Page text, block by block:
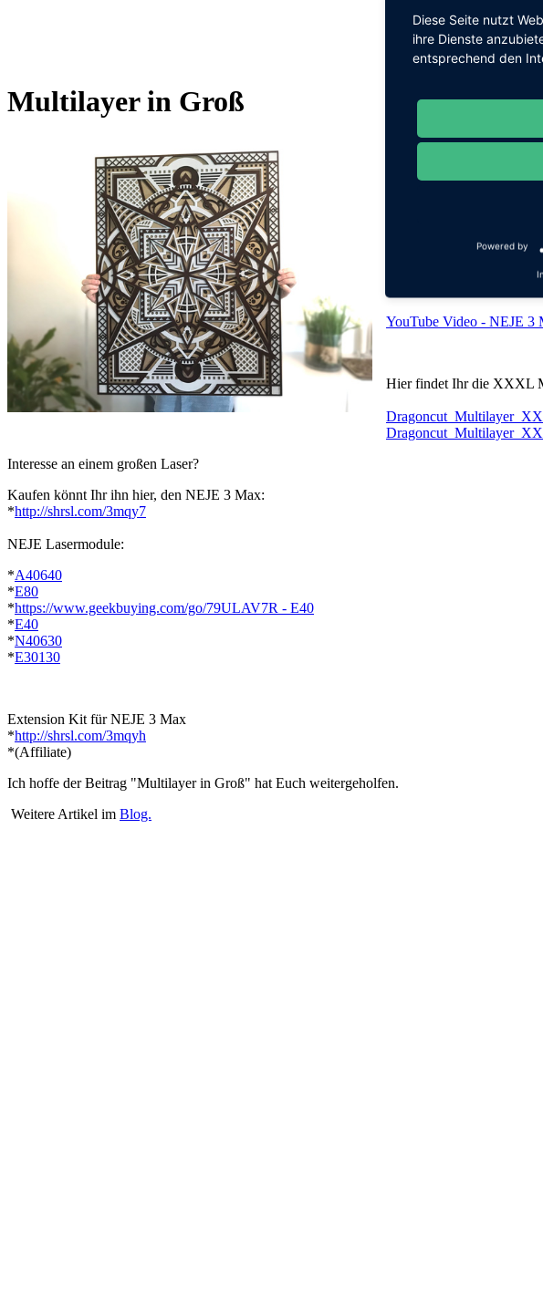
Multilayer in Groß
Einer meiner großen
Man benötigt nicht nur
Wer sich daran
YouTube Video - NEJE 3
Hier findet Ihr die XXXL
Interesse an einem großen Laser?
Kaufen könnt Ihr ihn hier, den NEJE 3 Max:
*http://shrsl.com/3mqy7
NEJE Lasermodule:
*A40640
*E80
*https://www.geekbuying.com/go/79ULAV7R - E40
*E40
*N40630
*E30130
Extension Kit für NEJE 3 Max
*http://shrsl.com/3mqyh
*(Affiliate)
Ich hoffe der Beitrag "Multilayer in Groß" hat Euch weitergeholfen.
Weitere Artikel im Blog.
Diese Seite nutzt
ihre Dienste
entsprechend den
Powered by